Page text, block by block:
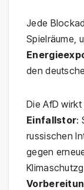
Jede
Spielräume,
den
Die AfD
Einfallstor:
russischen
gegen